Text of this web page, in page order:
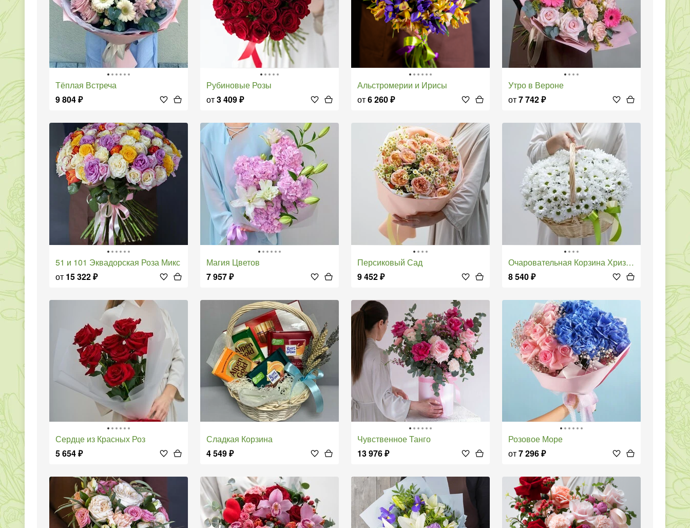
Тёплая Встреча
9 804₽
Рубиновые Розы
от3 409₽
Альстромерии и Ирисы
от6 260₽
Утро в Вероне
от7 742₽
51 и 101 Эквадорская Роза Микс
от 15 322₽
Магия Цветов
7 957₽
Персиковый Сад
9 452₽
Очаровательная Корзина Хризантем
8 540₽
Сердце из Красных Роз
5 654₽
Сладкая Корзина
4 549₽
Чувственное Танго
13 976₽
Розовое Море
от7 296₽